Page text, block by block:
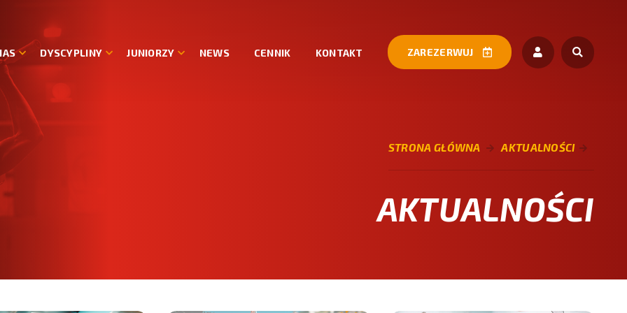
DYSCYPLINY JUNIORZY NEWS CENNIK KONTAKT ZAREZERWUJ
STRONA GŁÓWNA AKTUALNOŚCI
AKTUALNOŚCI